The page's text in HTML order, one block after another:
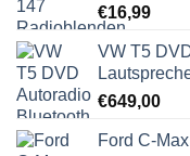
€16,99
VW T5
€649,00
Ford C-